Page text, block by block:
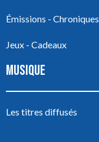
Émissions - Chroniques
Jeux - Cadeaux
MUSIQUE
Les titres diffusés